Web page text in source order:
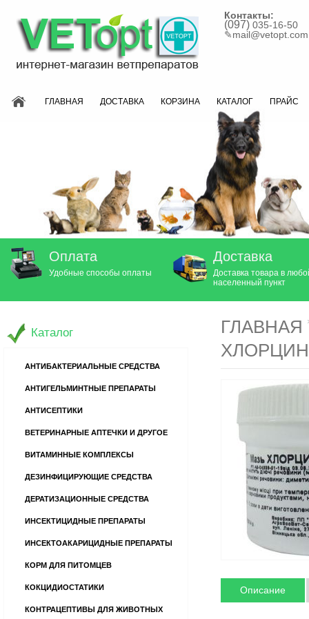
Контакты:
(097) 035-16-50
✎mail@vetopt.com
ГЛАВНАЯ ДОСТАВКА КОРЗИНА КАТАЛОГ ПРАЙС
Оплата
Удобные способы оплаты
Доставка
Доставка товара в
населенный пункт
ГЛАВНАЯ
ХЛОРЦИН
Описание
Каталог
АНТИБАКТЕРИАЛЬНЫЕ СРЕДСТВА
АНТИГЕЛЬМИНТНЫЕ ПРЕПАРАТЫ
АНТИСЕПТИКИ
ВЕТЕРИНАРНЫЕ АПТЕЧКИ И ДРУГОЕ
ВИТАМИННЫЕ КОМПЛЕКСЫ
ДЕЗИНФИЦИРУЮЩИЕ СРЕДСТВА
ДЕРАТИЗАЦИОННЫЕ СРЕДСТВА
ИНСЕКТИЦИДНЫЕ ПРЕПАРАТЫ
ИНСЕКТОАКАРИЦИДНЫЕ ПРЕПАРАТЫ
КОРМ ДЛЯ ПИТОМЦЕВ
КОКЦИДИОСТАТИКИ
КОНТРАЦЕПТИВЫ ДЛЯ ЖИВОТНЫХ